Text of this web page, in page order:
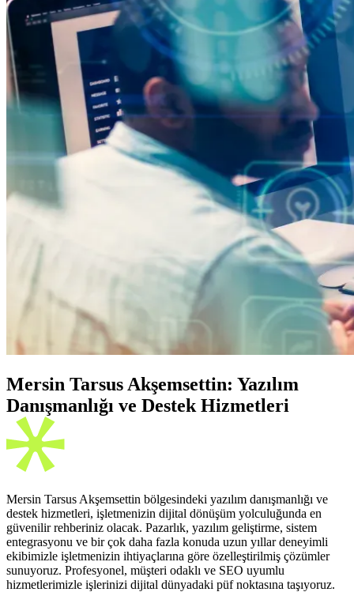
Mersin Tarsus Akşemsettin: Yazılım
Danışmanlığı ve Destek Hizmetleri
Mersin Tarsus Akşemsettin bölgesindeki yazılım danışmanlığı ve
destek hizmetleri, işletmenizin dijital dönüşüm yolculuğunda en
güvenilir rehberiniz olacak. Pazarlık, yazılım geliştirme, sistem
entegrasyonu ve bir çok daha fazla konuda uzun yıllar deneyimli
ekibimizle işletmenizin ihtiyaçlarına göre özelleştirilmiş çözümler
sunuyoruz. Profesyonel, müşteri odaklı ve SEO uyumlu
hizmetlerimizle işlerinizi dijital dünyadaki püf noktasına taşıyoruz.